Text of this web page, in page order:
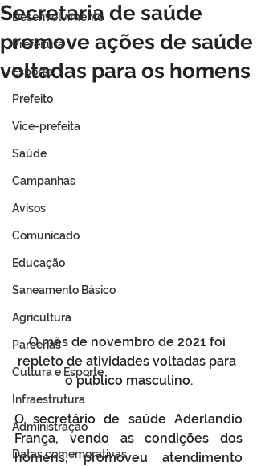
Desenvolvimento
Prefeitura
Esporte
Prefeito
Vice-prefeita
Saúde
Campanhas
Avisos
Comunicado
Educação
Saneamento Básico
Agricultura
Parcerias
Cultura e Esporte
Infraestrutura
Administração
Datas comemorativas
Secretaria de saúde
promove ações de saúde
voltadas para os homens
O mês de novembro de 2021 foi
repleto de atividades voltadas para
o público masculino.
O secretário de saúde Aderlandio
França, vendo as condições dos
homens, promoveu atendimento